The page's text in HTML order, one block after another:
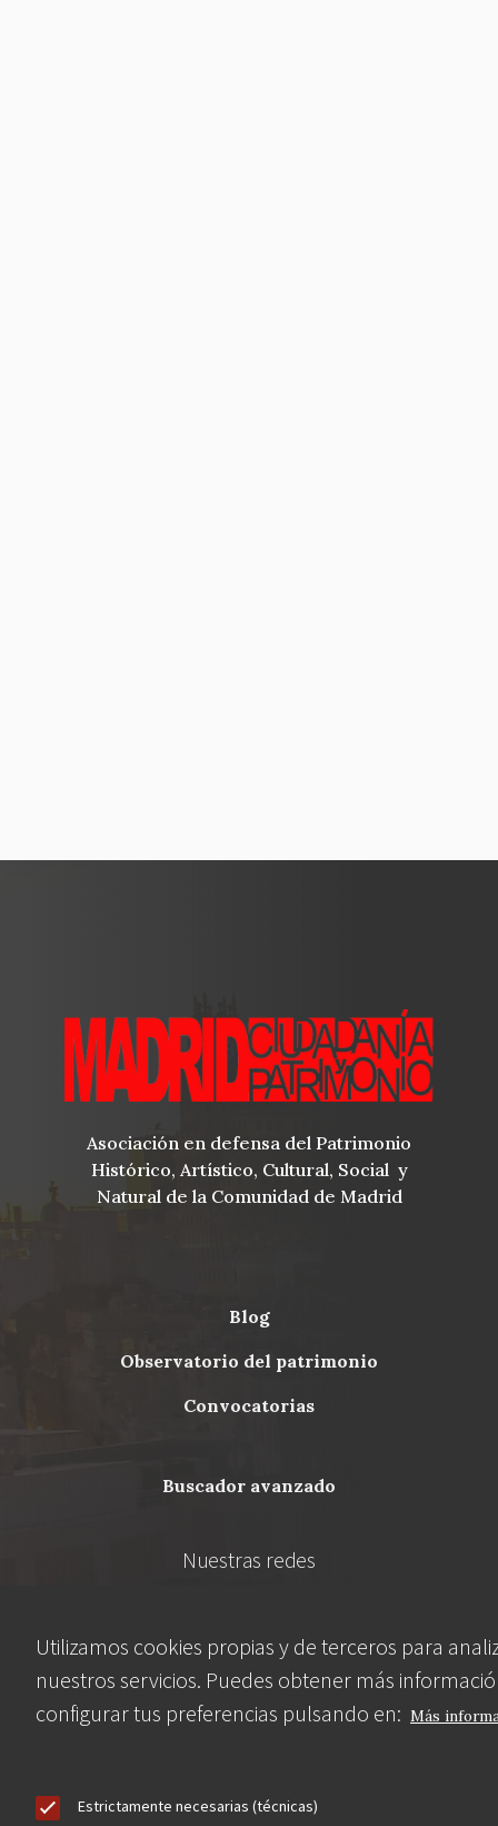
Utilizamos cookies propias y de terceros para
nuestros servicios. Puedes obtener más
configurar tus preferencias pulsando en: Más
Estrictamente necesarias (técnicas)
Asociación en defensa del Patrimonio
Histórico, Artístico, Cultural, Social y
Natural de la Comunidad de Madrid
Menu
blog
observatorio del patrimonio
convocatorias
buscador avanzado
Nuestras redes
Contacta